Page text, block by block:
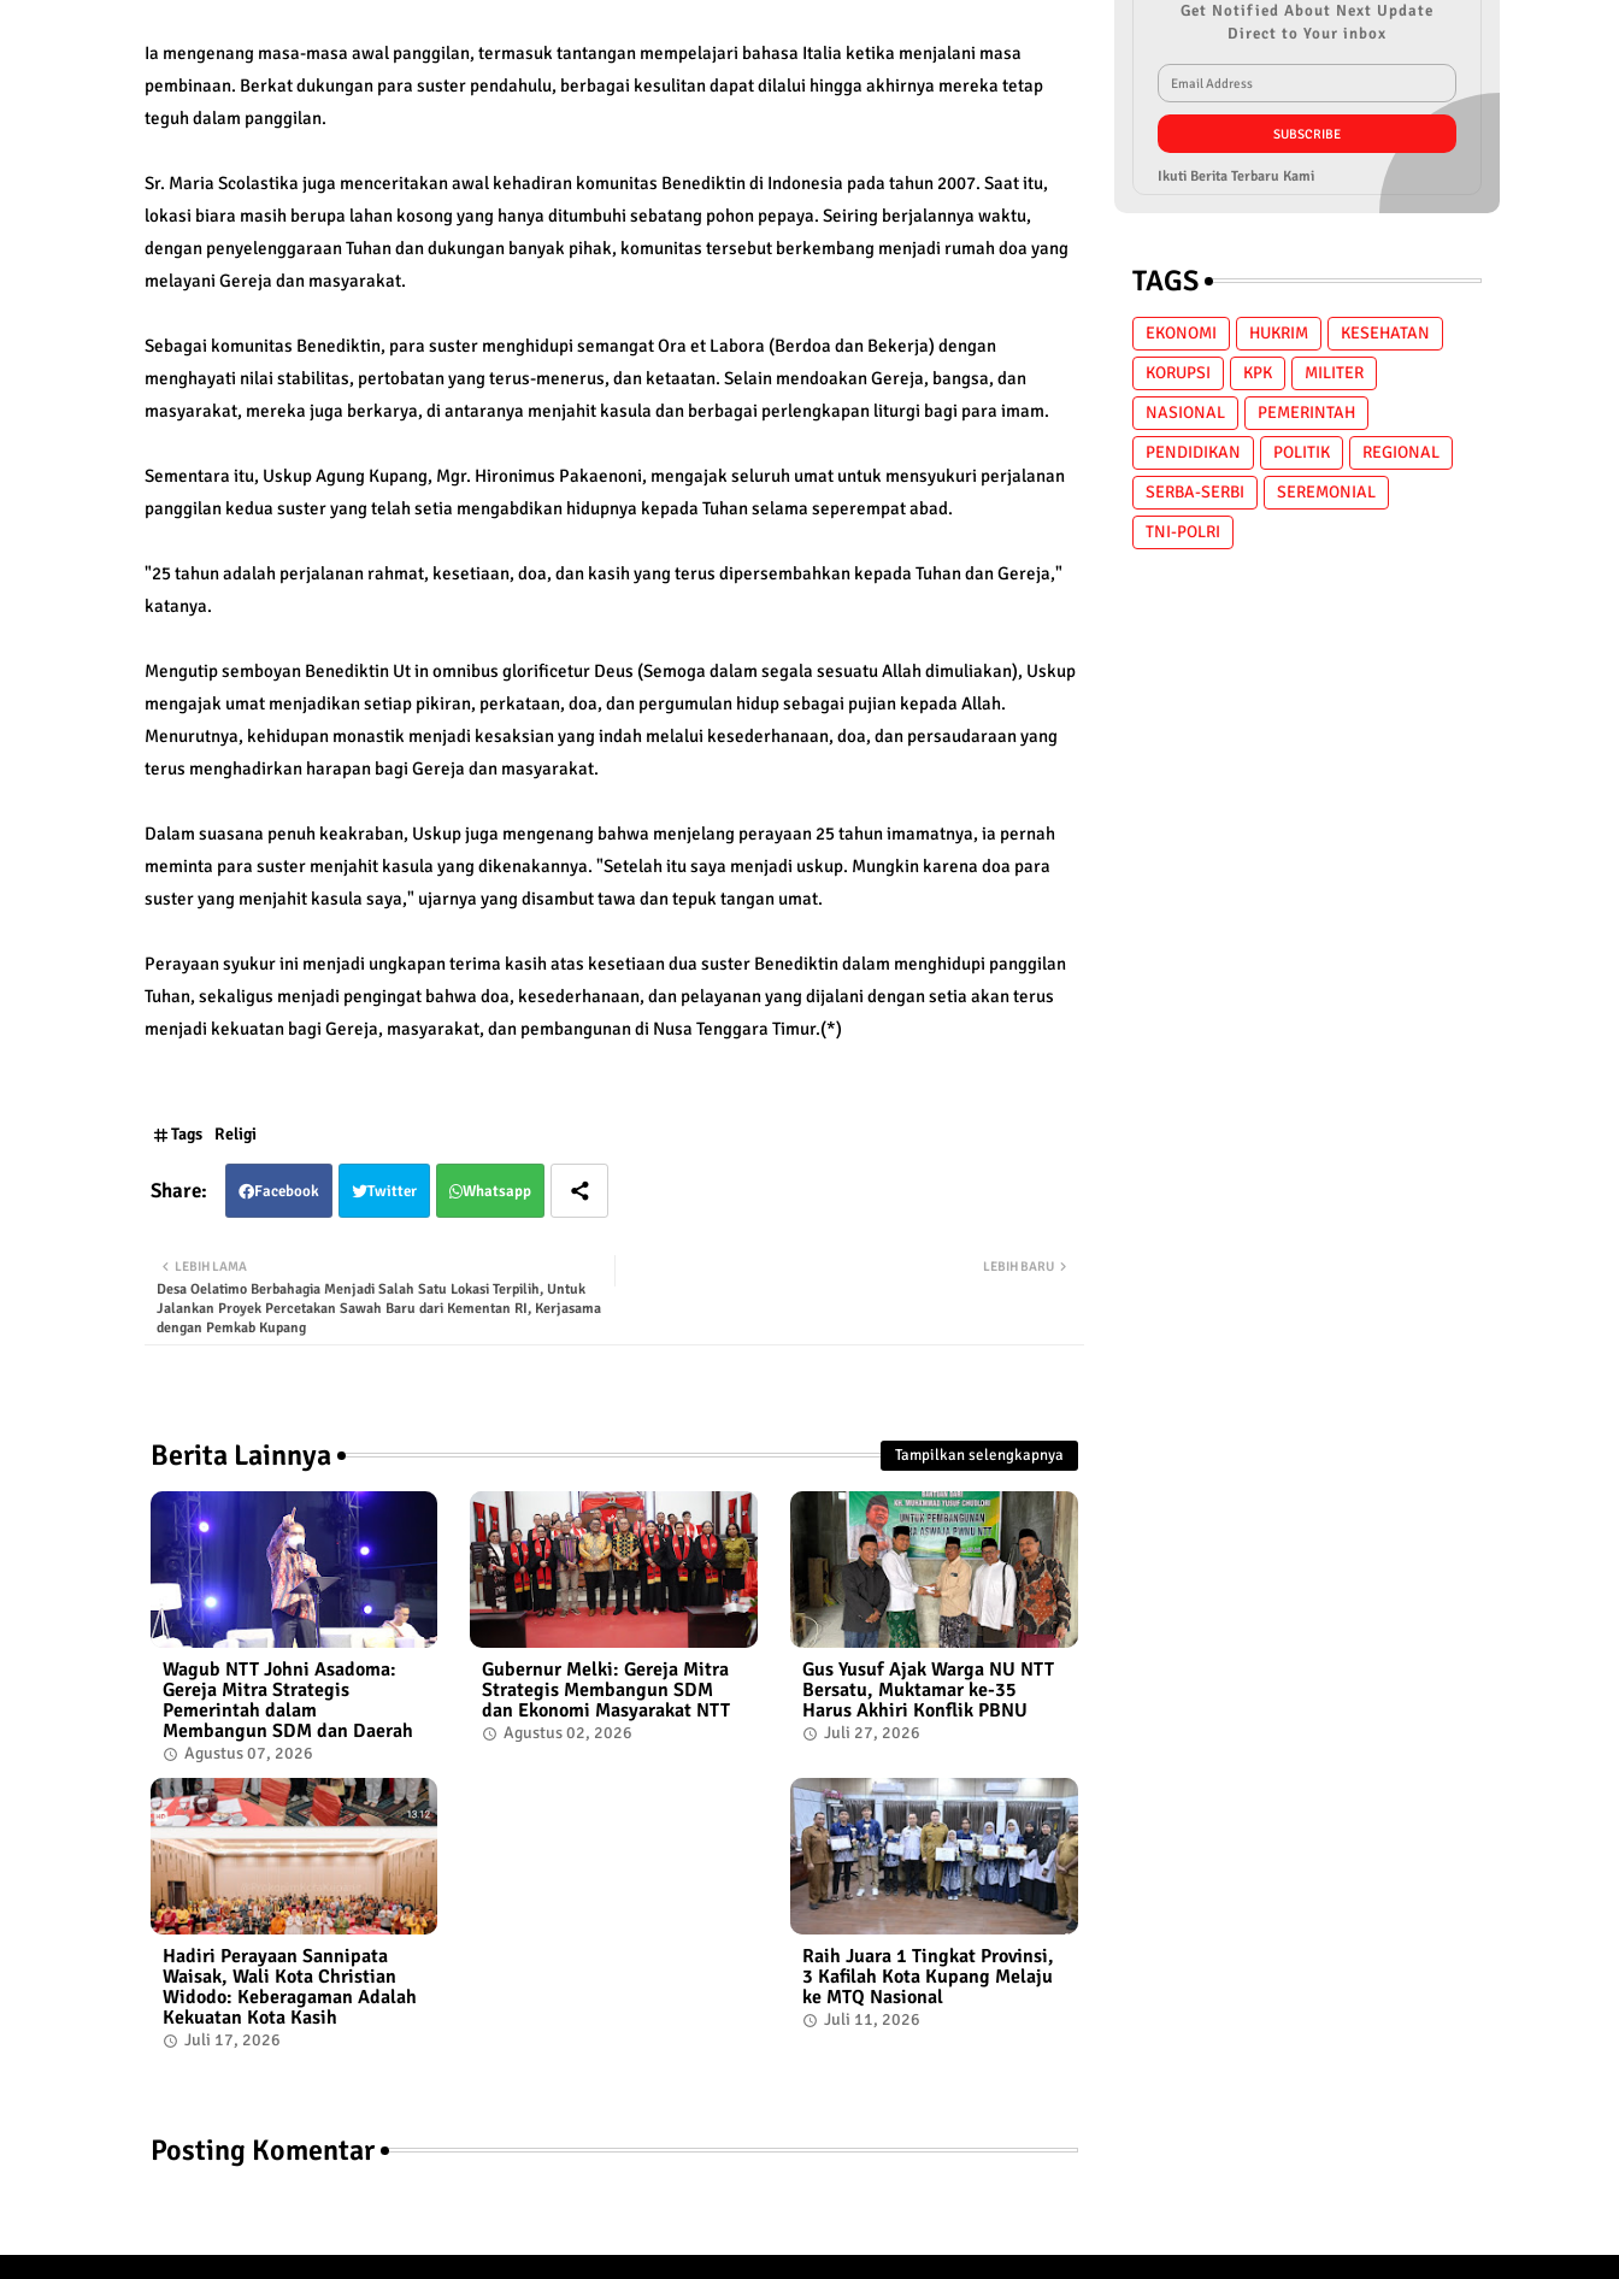
Ia mengenang masa-masa awal panggilan, termasuk tantangan mempelajari bahasa Italia ketika menjalani masa
pembinaan. Berkat dukungan para suster pendahulu, berbagai kesulitan dapat dilalui hingga akhirnya mereka tetap
teguh dalam panggilan.
Sr. Maria Scolastika juga menceritakan awal kehadiran komunitas Benediktin di Indonesia pada tahun 2007. Saat itu,
lokasi biara masih berupa lahan kosong yang hanya ditumbuhi sebatang pohon pepaya. Seiring berjalannya waktu,
dengan penyelenggaraan Tuhan dan dukungan banyak pihak, komunitas tersebut berkembang menjadi rumah doa yang
melayani Gereja dan masyarakat.
Sebagai komunitas Benediktin, para suster menghidupi semangat Ora et Labora (Berdoa dan Bekerja) dengan
menghayati nilai stabilitas, pertobatan yang terus-menerus, dan ketaatan. Selain mendoakan Gereja, bangsa, dan
masyarakat, mereka juga berkarya, di antaranya menjahit kasula dan berbagai perlengkapan liturgi bagi para imam.
Sementara itu, Uskup Agung Kupang, Mgr. Hironimus Pakaenoni, mengajak seluruh umat untuk mensyukuri perjalanan
panggilan kedua suster yang telah setia mengabdikan hidupnya kepada Tuhan selama seperempat abad.
"25 tahun adalah perjalanan rahmat, kesetiaan, doa, dan kasih yang terus dipersembahkan kepada Tuhan dan Gereja,"
katanya.
Mengutip semboyan Benediktin Ut in omnibus glorificetur Deus (Semoga dalam segala sesuatu Allah dimuliakan), Uskup
mengajak umat menjadikan setiap pikiran, perkataan, doa, dan pergumulan hidup sebagai pujian kepada Allah.
Menurutnya, kehidupan monastik menjadi kesaksian yang indah melalui kesederhanaan, doa, dan persaudaraan yang
terus menghadirkan harapan bagi Gereja dan masyarakat.
Dalam suasana penuh keakraban, Uskup juga mengenang bahwa menjelang perayaan 25 tahun imamatnya, ia pernah
meminta para suster menjahit kasula yang dikenakannya. "Setelah itu saya menjadi uskup. Mungkin karena doa para
suster yang menjahit kasula saya," ujarnya yang disambut tawa dan tepuk tangan umat.
Perayaan syukur ini menjadi ungkapan terima kasih atas kesetiaan dua suster Benediktin dalam menghidupi panggilan
Tuhan, sekaligus menjadi pengingat bahwa doa, kesederhanaan, dan pelayanan yang dijalani dengan setia akan terus
menjadi kekuatan bagi Gereja, masyarakat, dan pembangunan di Nusa Tenggara Timur.(*)
Tags Religi
Facebook Twitter Whatsapp
LEBIH BARU
LEBIH LAMA
Desa Oelatimo Berbahagia Menjadi Salah Satu Lokasi Terpilih, Untuk
Jalankan Proyek Percetakan Sawah Baru dari Kementan RI, Kerjasama
dengan Pemkab Kupang
Berita Lainnya Tampilkan selengkapnya
Wagub NTT Johni Asadoma:
Gereja Mitra Strategis
Pemerintah dalam
Membangun SDM dan Daerah
Agustus 07, 2026
Gubernur Melki: Gereja Mitra
Strategis Membangun SDM
dan Ekonomi Masyarakat NTT
Agustus 02, 2026
Gus Yusuf Ajak Warga NU NTT
Bersatu, Muktamar ke-35
Harus Akhiri Konflik PBNU
Juli 27, 2026
Hadiri Perayaan Sannipata
Waisak, Wali Kota Christian
Widodo: Keberagaman Adalah
Kekuatan Kota Kasih
Juli 17, 2026
Raih Juara 1 Tingkat Provinsi,
3 Kafilah Kota Kupang Melaju
ke MTQ Nasional
Juli 11, 2026
Posting Komentar
Get Notified About Next Update
Direct to Your inbox
Ikuti Berita Terbaru Kami
TAGS
EKONOMI HUKRIM
KESEHATAN
KORUPSI
KPK
MILITER
NASIONAL
PEMERINTAH
PENDIDIKAN
POLITIK
REGIONAL
SERBA-SERBI
SEREMONIAL
TNI-POLRI